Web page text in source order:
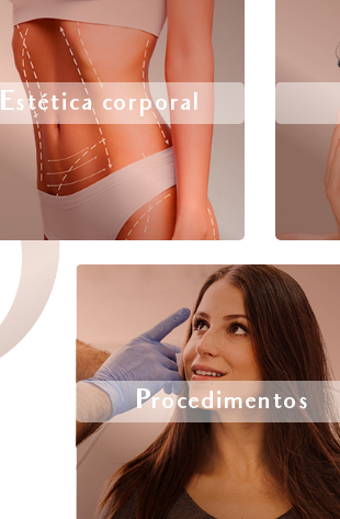
Estética corporal
Procedimentos